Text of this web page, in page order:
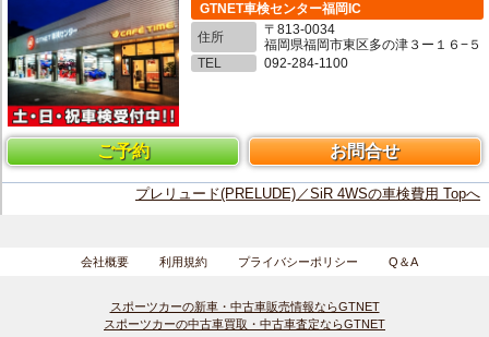
GTNET車検センター福岡IC
住所
〒813-0034
福岡県福岡市東区多の津３ー１６−５
TEL
092-284-1100
ご予約 お問合せ
プレリュード(PRELUDE)／SiR 4WSの車検費用 Topへ
会社概要 利用規約 プライバシーポリシー Q＆A
スポーツカーの新車・中古車販売情報ならGTNET
スポーツカーの中古車買取・中古車査定ならGTNET